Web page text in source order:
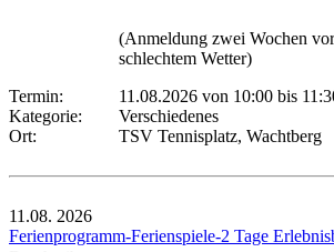
(Anmeldung zwei Wochen
schlechtem Wetter)
Termin:
11.08.2026 von 10:00 bis
Kategorie:
Verschiedenes
Ort:
TSV Tennisplatz, Wachtberg
11.08. 2026
Ferienprogramm-Ferienspiele-2 Tage